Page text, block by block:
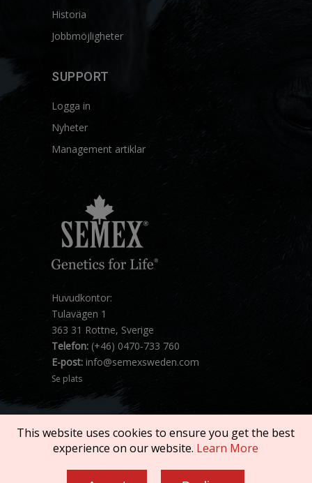
Historia
Jobbmöjligheter
SUPPORT
Logga in
Nyheter
Management artiklar
Huvudkontor:
Tulavägen 1
363 31 Rottne, Sverige
Telefon: (+46) 0470-733 760
E-post: info@semexsweden.com
Se plats
This website uses cookies to ensure you get the best
experience on our website. Learn More